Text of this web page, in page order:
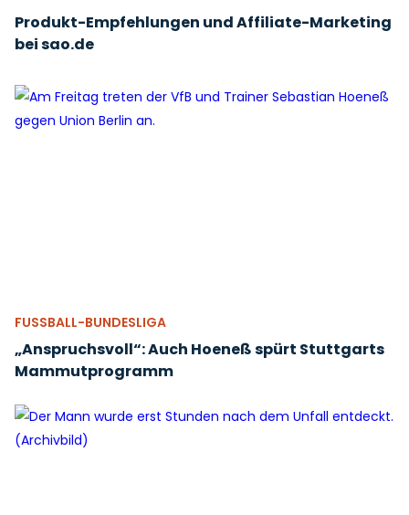
Produkt-Empfehlungen und Affiliate-Marketing
bei sao.de
FUSSBALL-BUNDESLIGA
„Anspruchsvoll“: Auch Hoeneß spürt Stuttgarts
Mammutprogramm